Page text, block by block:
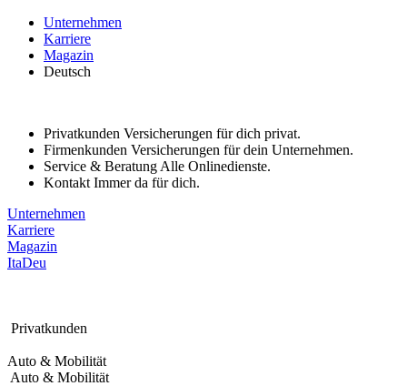
beachten
Diese
Website
Unternehmen
Karriere
Magazin
Deutsch
Privatkunden Versicherungen für dich privat.
Firmenkunden Versicherungen für dein Unternehmen.
Service & Beratung Alle Onlinedienste.
Kontakt Immer da für dich.
Unternehmen
Karriere
Magazin
ItaDeu
Privatkunden
Auto & Mobilität
Auto & Mobilität